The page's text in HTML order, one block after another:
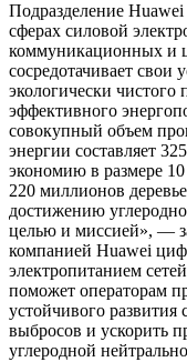
Подразделение
сферах силовой
коммуникационных и
сосредотачивает свои
экологически чистого
эффективного
совокупный объем
энергии составляет
экономию в размере
220 миллионов
достижению
целью и миссией», —
компанией Huawei
электропитанием
поможет операторам
устойчивого
выбросов и ускорить
углеродной